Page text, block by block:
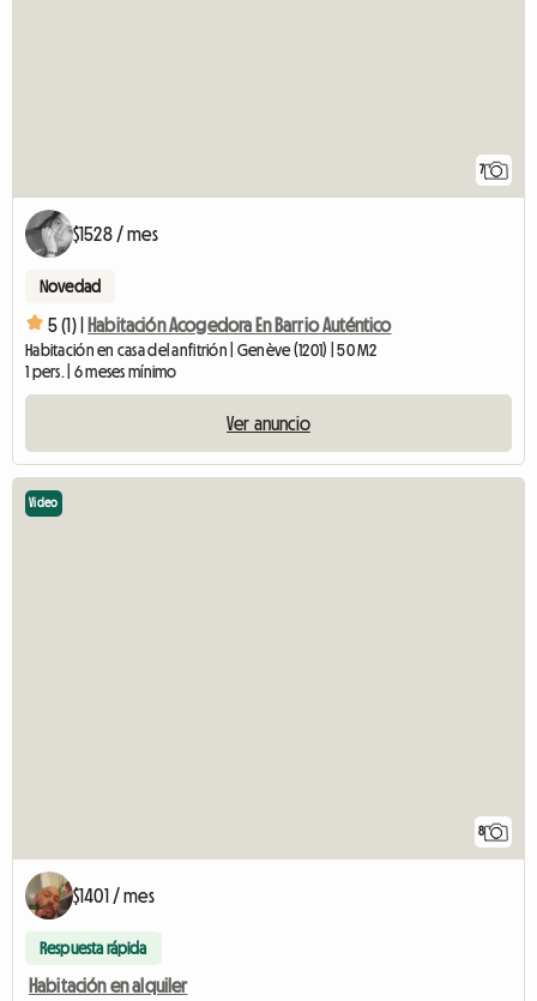
7
$1528 / mes
Novedad
5 (1) | Habitación Acogedora En Barrio Auténtico
Habitación en casa del anfitrión | Genève (1201) | 50 M2
1 pers. | 6 meses mínimo
Ver anuncio
8
Video
$1401 / mes
Respuesta rápida
Habitación en alquiler